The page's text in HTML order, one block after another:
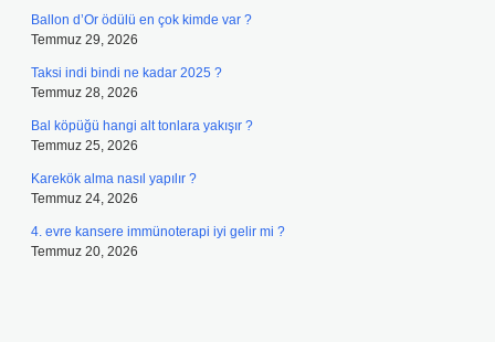
Ballon d’Or ödülü en çok kimde var ?
Temmuz 29, 2026
Taksi indi bindi ne kadar 2025 ?
Temmuz 28, 2026
Bal köpüğü hangi alt tonlara yakışır ?
Temmuz 25, 2026
Karekök alma nasıl yapılır ?
Temmuz 24, 2026
4. evre kansere immünoterapi iyi gelir mi ?
Temmuz 20, 2026